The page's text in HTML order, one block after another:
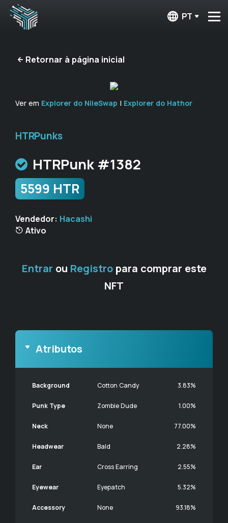
PT
Retornar à página inicial
Ver em Explorer do NileSwap | Explorer do Hathor
HTRPunks
HTRPunk #1382
5599 HTR
Vendedor: Hacashi
Ativo
Entrar ou Registropara comprar este
NFT
Atributos
Background Cotton Candy 3.83%
Punk Type Zombie Dude 1.00%
Neck None 77.00%
Headwear Bald 2.28%
Ear Cross Earring 2.55%
Eyewear Eyepatch 5.32%
Accessory None 93.18%